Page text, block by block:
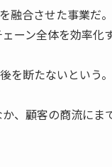
融合させた事業だ。
ーン全体を効率化
を断たないという。
、顧客の商流にま